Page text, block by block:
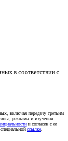
в соответствии с
включая передачу третьим
рекламы и изучения
и согласен с ее
ссылке